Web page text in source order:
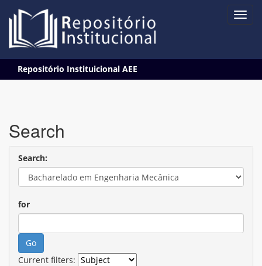
navigation
Repositório Instituicional AEE
Search
Search:
for
Current filters: